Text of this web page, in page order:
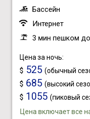
Бассейн
Интернет
3 мин пешком
Цена за ночь:
$ 525 (обычный
$ 685 (высокий
$ 1055 (пиковый
Цена включает все